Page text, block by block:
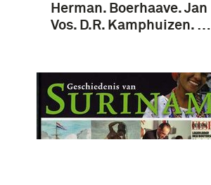
Herman. Boerhaave. Jan
Vos. D.R. Kamphuizen. …